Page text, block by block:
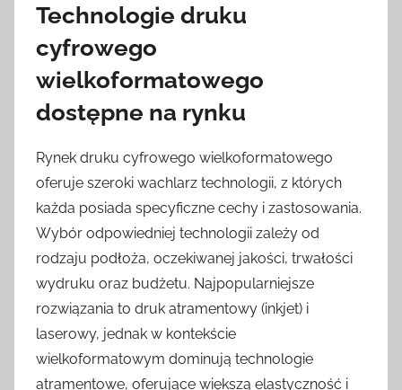
Technologie druku
cyfrowego
wielkoformatowego
dostępne na rynku
Rynek druku cyfrowego wielkoformatowego
oferuje szeroki wachlarz technologii, z których
każda posiada specyficzne cechy i zastosowania.
Wybór odpowiedniej technologii zależy od
rodzaju podłoża, oczekiwanej jakości, trwałości
wydruku oraz budżetu. Najpopularniejsze
rozwiązania to druk atramentowy (inkjet) i
laserowy, jednak w kontekście
wielkoformatowym dominują technologie
atramentowe, oferujące większą elastyczność i